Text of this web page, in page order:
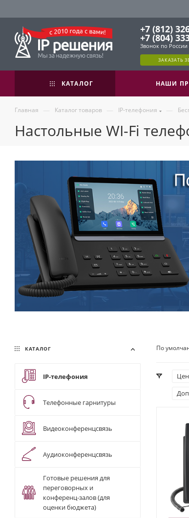
+7 (812)
+7 (804)
Звонок по России
ЗАКАЗАТЬ
КАТАЛОГ НАШИ
Главная — Каталог товаров — IP-телефония —
Настольные WI-Fi
По
КАТАЛОГ
IP-телефония
Телефонные гарнитуры
Видеоконференцсвязь
Аудиоконференцсвязь
Готовые решения для
переговорных и
конференц-залов (для
оценки бюджета)